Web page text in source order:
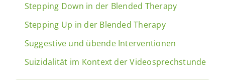
Stepping Down in der Blended Therapy
Stepping Up in der Blended Therapy
Suggestive und übende Interventionen
Suizidalität im Kontext der Videosprechstunde